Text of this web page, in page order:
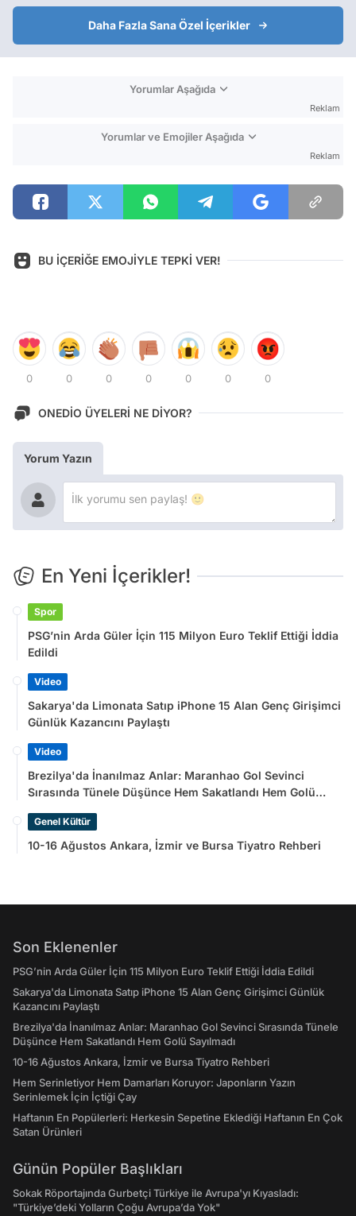
Daha Fazla Sana Özel İçerikler
Yorumlar Aşağıda
Reklam
Yorumlar ve Emojiler Aşağıda
Reklam
BU İÇERİĞE EMOJİYLE TEPKİ VER!
0 0 0 0 0 0 0
ONEDİO ÜYELERİ NE DİYOR?
Yorum Yazın
En Yeni İçerikler!
Spor
PSG’nin Arda Güler İçin 115 Milyon Euro Teklif Ettiği İddia
Edildi
Video
Sakarya'da Limonata Satıp iPhone 15 Alan Genç Girişimci
Günlük Kazancını Paylaştı
Video
Brezilya'da İnanılmaz Anlar: Maranhao Gol Sevinci
Sırasında Tünele Düşünce Hem Sakatlandı Hem Golü
Genel Kültür
10-16 Ağustos Ankara, İzmir ve Bursa Tiyatro Rehberi
Son Eklenenler
PSG’nin Arda Güler İçin 115 Milyon Euro Teklif Ettiği İddia Edildi
Sakarya'da Limonata Satıp iPhone 15 Alan Genç Girişimci Günlük
Kazancını Paylaştı
Brezilya'da İnanılmaz Anlar: Maranhao Gol Sevinci Sırasında Tünele
Düşünce Hem Sakatlandı Hem Golü Sayılmadı
10-16 Ağustos Ankara, İzmir ve Bursa Tiyatro Rehberi
Hem Serinletiyor Hem Damarları Koruyor: Japonların Yazın
Serinlemek İçin İçtiği Çay
Haftanın En Popülerleri: Herkesin Sepetine Eklediği Haftanın En Çok
Satan Ürünleri
Günün Popüler Başlıkları
Sokak Röportajında Gurbetçi Türkiye ile Avrupa'yı Kıyasladı:
"Türkiye’deki Yolların Çoğu Avrupa’da Yok"